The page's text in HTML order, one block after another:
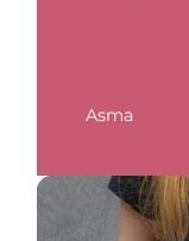
Asma